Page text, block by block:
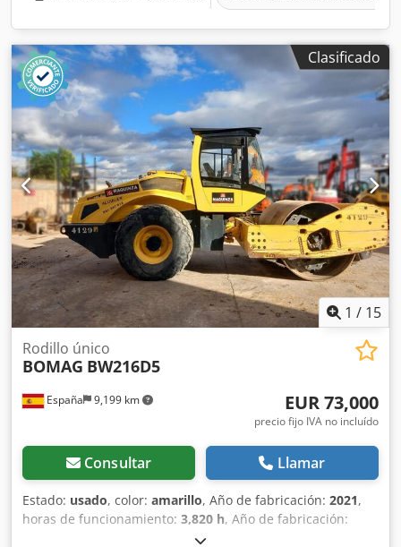
Clasificado
1 / 15
España 9,199 km
Rodillo único
BOMAG BW216D5
EUR 73,000
precio fijo IVA no incluído
Consultar Llamar
Estado: usado, color: amarillo, Año de fabricación: 2021,
horas de funcionamiento: 3,820 h, Año de fabricación:
2021 Peso en vacío: 16.000 kg Dimensiones (lxanxal): 622 x